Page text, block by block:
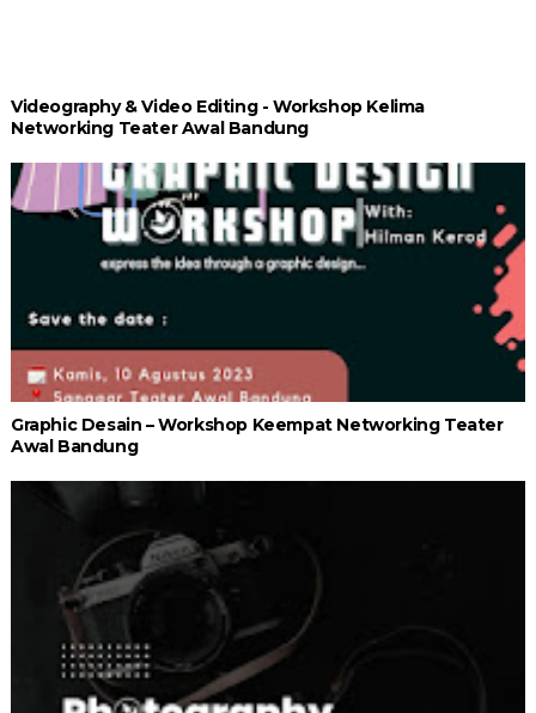
Videography & Video Editing - Workshop Kelima
Networking Teater Awal Bandung
Graphic Desain – Workshop Keempat Networking Teater
Awal Bandung